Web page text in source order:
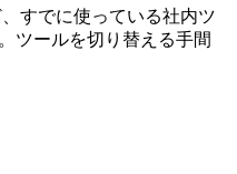
すでに使っている社内ツ
ツールを切り替える手間